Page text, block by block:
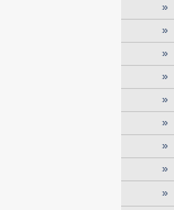
»
»
»
»
»
»
»
»
»